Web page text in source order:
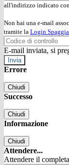
all'indirizzo indicato
Non hai una e-mail
tramite la Login
E-mail inviata, si
Errore
Chiudi
Successo
Chiudi
Informazione
Chiudi
Attendere...
Attendere il